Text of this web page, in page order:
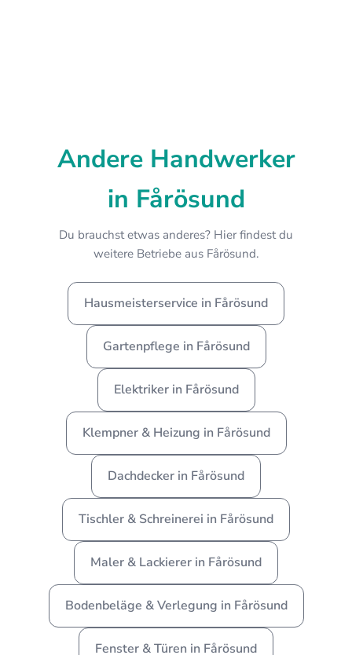
Andere Handwerker
in Fårösund
Du brauchst etwas anderes? Hier findest du
weitere Betriebe aus Fårösund.
Hausmeisterservice in Fårösund
Gartenpflege in Fårösund
Elektriker in Fårösund
Klempner & Heizung in Fårösund
Dachdecker in Fårösund
Tischler & Schreinerei in Fårösund
Maler & Lackierer in Fårösund
Bodenbeläge & Verlegung in Fårösund
Fenster & Türen in Fårösund